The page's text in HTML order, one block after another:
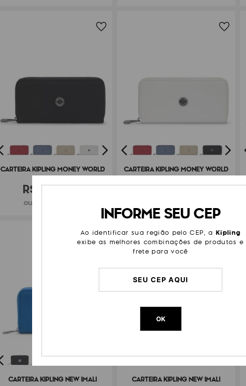
CARTEIRA KIPLING MONEY WORLD
R$ 429,00
ou 6x de R$ 71,50
CARTEIRA KIPLING MONEY WORLD
R$459,00
CARTEIRA KIPLING NEW IMALI CARTEIRA KIPLING NEW IMALI
INFORME SEU CEP
Ao identificar sua região pelo CEP, a Kipling
exibe as melhores combinações de produtos e
frete para você
OK